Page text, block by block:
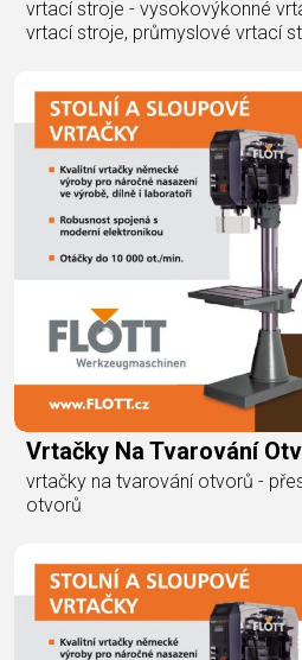
vrtací stroje - vysokovýkonné
vrtací stroje, průmyslové vrtací
Vrtačky Na Tvarování
vrtačky na tvarování otvorů -
otvorů